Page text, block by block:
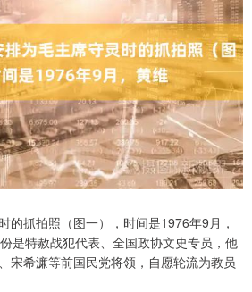
的抓拍照（图一），时间是1976年9月，
是特赦战犯代表、全国政协文史专员，他
宋希濂等前国民党将领，自愿轮流为教员